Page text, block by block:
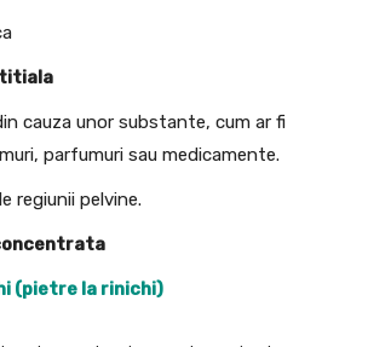
cauza unor substante, cum ar fi
parfumuri sau medicamente.
regiunii pelvine.
(pietre la rinichi)